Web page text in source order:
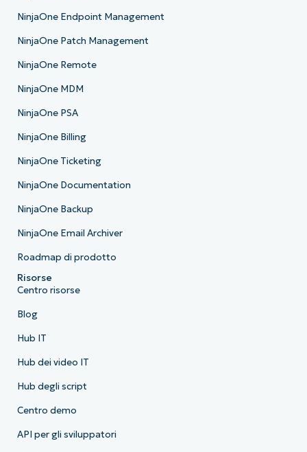
NinjaOne Endpoint Management
NinjaOne Patch Management
NinjaOne Remote
NinjaOne MDM
NinjaOne PSA
NinjaOne Billing
NinjaOne Ticketing
NinjaOne Documentation
NinjaOne Backup
NinjaOne Email Archiver
Roadmap di prodotto
Risorse
Centro risorse
Blog
Hub IT
Hub dei video IT
Hub degli script
Centro demo
API per gli sviluppatori